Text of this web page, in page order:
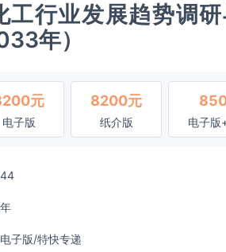
工行业发展趋势调
年）
元
电子版
8200元
纸介版 电子版
子版/特快专递